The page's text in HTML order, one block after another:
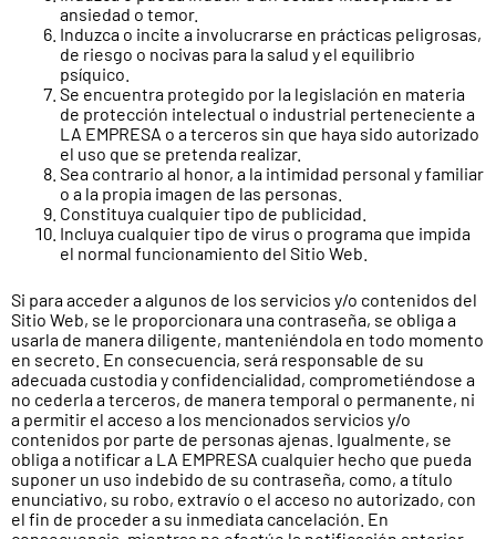
ansiedad o temor.
Induzca o incite a involucrarse en prácticas peligrosas,
de riesgo o nocivas para la salud y el equilibrio
psíquico.
Se encuentra protegido por la legislación en materia
de protección intelectual o industrial perteneciente a
LA EMPRESA o a terceros sin que haya sido autorizado
el uso que se pretenda realizar.
Sea contrario al honor, a la intimidad personal y familiar
o a la propia imagen de las personas.
Constituya cualquier tipo de publicidad.
Incluya cualquier tipo de virus o programa que impida
el normal funcionamiento del Sitio Web.
Si para acceder a algunos de los servicios y/o contenidos del
Sitio Web, se le proporcionara una contraseña, se obliga a
usarla de manera diligente, manteniéndola en todo momento
en secreto. En consecuencia, será responsable de su
adecuada custodia y confidencialidad, comprometiéndose a
no cederla a terceros, de manera temporal o permanente, ni
a permitir el acceso a los mencionados servicios y/o
contenidos por parte de personas ajenas. Igualmente, se
obliga a notificar a LA EMPRESA cualquier hecho que pueda
suponer un uso indebido de su contraseña, como, a título
enunciativo, su robo, extravío o el acceso no autorizado, con
el fin de proceder a su inmediata cancelación. En